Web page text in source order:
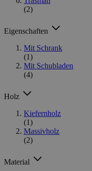
(2)
Eigenschaften
Mit Schrank
(1)
Mit Schubladen
(4)
Holz
Kiefernholz
(1)
Massivholz
(2)
Material